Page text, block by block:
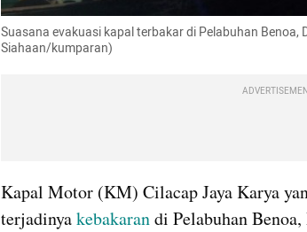
Suasana evakuasi kapal terbakar di Pelabuhan Benoa,
Siahaan/kumparan)
Kapal Motor (KM) Cilacap Jaya Karya
terjadinya kebakaran di Pelabuhan